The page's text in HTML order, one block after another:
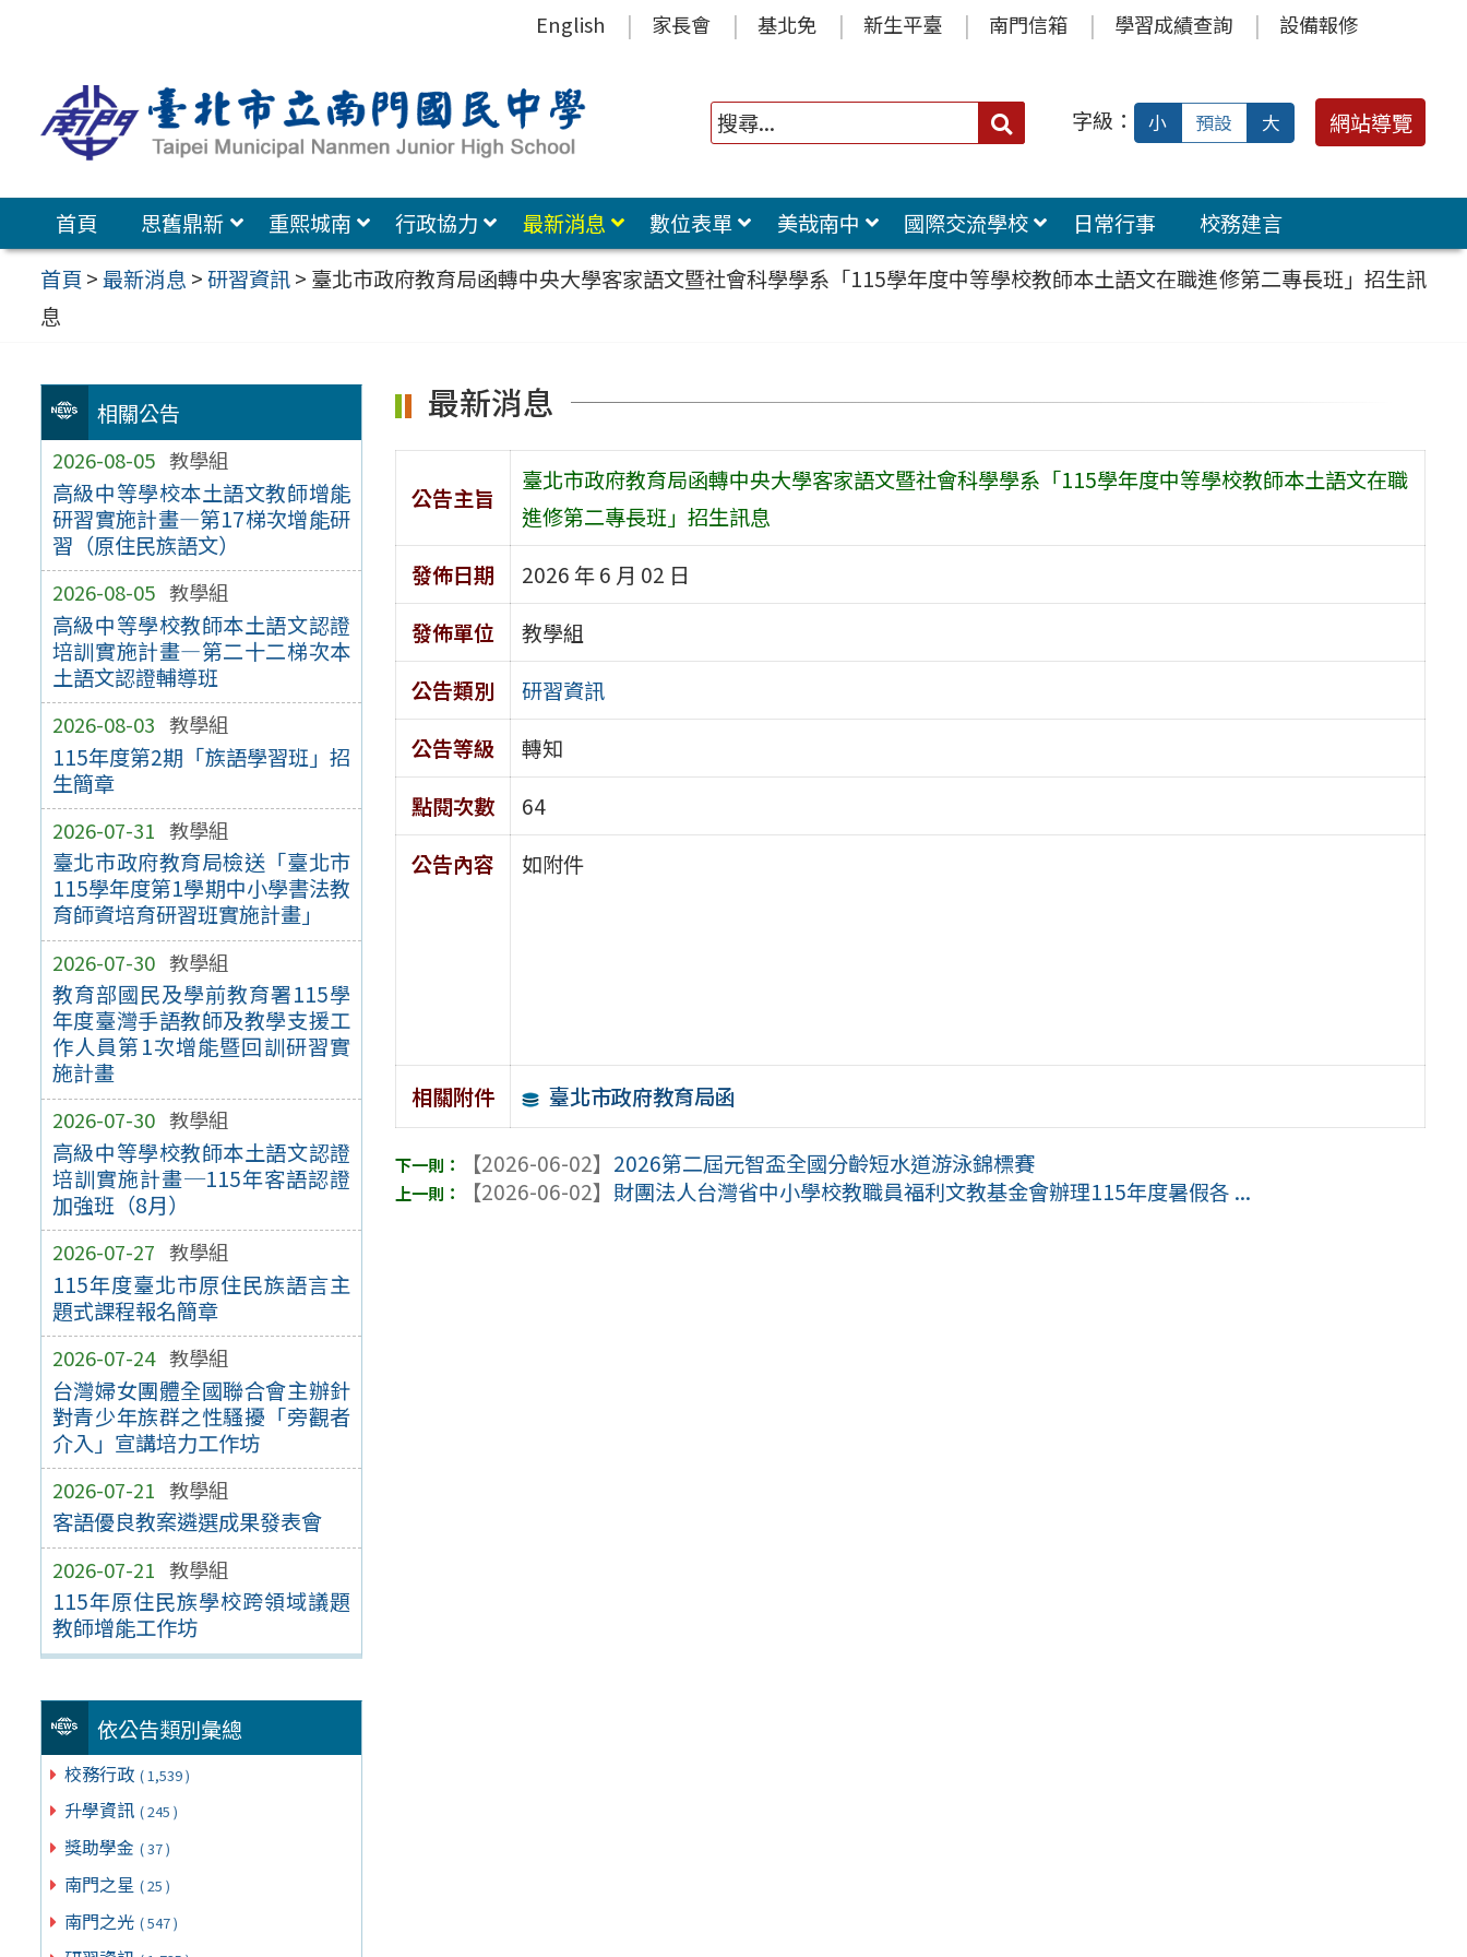
容
區
English 家長會 基北免 新生平臺 南門信箱 學習成績查詢 設備報修
搜
字級： 小 預設 大 網站導覽
首頁 思舊鼎新 重熙城南 行政協力 最新消息 數位表單 美哉南中 國際交流學校 日常行事
校務建言
首頁 >最新消息 >研習資訊> 臺北市政府教育局函轉中央大學客家語文暨社會科學學系「115學年度中等學校教師本土語文在職進修第二專長班」招生訊
息
相關公告
2026-08-05 教學組
高級中等學校本土語文教師增能
研習實施計畫—第17梯次增能研
習（原住民族語文）
2026-08-05 教學組
高級中等學校教師本土語文認證
培訓實施計畫—第二十二梯次本
土語文認證輔導班
2026-08-03 教學組
115年度第2期「族語學習班」招
生簡章
2026-07-31 教學組
臺北市政府教育局檢送「臺北市
115學年度第1學期中小學書法教
育師資培育研習班實施計畫」
2026-07-30 教學組
教育部國民及學前教育署115學
年度臺灣手語教師及教學支援工
作人員第1次增能暨回訓研習實
施計畫
2026-07-30 教學組
高級中等學校教師本土語文認證
培訓實施計畫─115年客語認證
加強班（8月）
2026-07-27 教學組
115年度臺北市原住民族語言主
題式課程報名簡章
2026-07-24 教學組
台灣婦女團體全國聯合會主辦針
對青少年族群之性騷擾「旁觀者
介入」宣講培力工作坊
2026-07-21 教學組
客語優良教案遴選成果發表會
2026-07-21 教學組
115年原住民族學校跨領域議題
教師增能工作坊
依公告類別彙總
校務行政 ( 1,539 )
升學資訊 ( 245 )
獎助學金 ( 37 )
南門之星 ( 25 )
南門之光 ( 547 )
最新消息
公告主旨
臺北市政府教育局函轉中央大學客家語文暨社會科學學系「115學年度中等學校教師本土語文在職
進修第二專長班」招生訊息
發佈日期
2026 年 6 月 02 日
發佈單位
教學組
公告類別
研習資訊
公告等級
轉知
點閱次數
64
公告內容
如附件
相關附件 臺北市政府教育局函
【2026-06-02】 2026第二屆元智盃全國分齡短水道游泳錦標賽
【2026-06-02】 財團法人台灣省中小學校教職員福利文教基金會辦理115年度暑假各 ...